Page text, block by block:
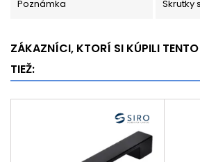
Poznámka Skrutky
ZÁKAZNÍCI, KTORÍ SI KÚPILI
TIEŽ: